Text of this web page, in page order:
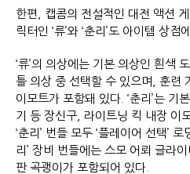
한편, 캡콤의 전설적인 대전 액션
릭터인 ‘류’와 ‘춘리’도 아이템 상
‘류’의 의상에는 기본 의상인 흰색
틀 의상 중 선택할 수 있으며, 훈련
이모트가 포함돼 있다. ‘춘리’는 기
기 등 장신구, 라이트닝 킥 내장 이
‘춘리’ 번들 모두 ‘플레이어 선택’
리’ 장비 번들에는 스모 어뢰 글라
판 곡괭이가 포함되어 있다.